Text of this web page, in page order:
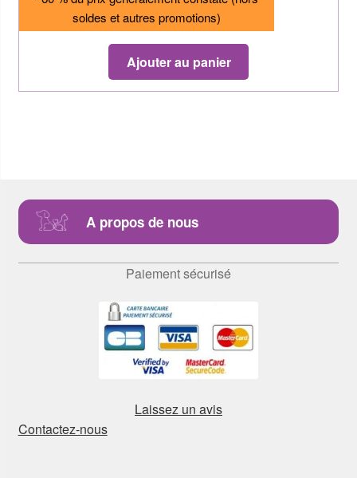
soldes et autres promotions)
Ajouter au panier
A propos de nous
Paiement sécurisé
Laissez un avis
Contactez-nous